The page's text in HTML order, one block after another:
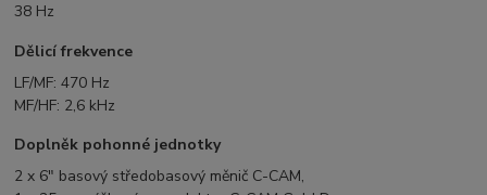
38 Hz
Dělicí frekvence
LF/MF: 470 Hz
MF/HF: 2,6 kHz
Doplněk pohonné jednotky
2 x 6" basový středobasový měnič C-CAM,